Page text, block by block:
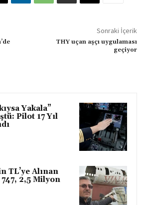
Sonraki İçerik
THY uçan aşçı uygulaması
geçiyor
Yakala”
Pilot 17 Yıl
TL’ye Alınan
2,5 Milyon